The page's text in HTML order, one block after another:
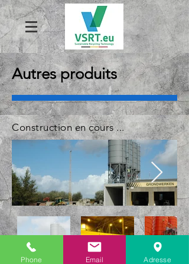
Autres produits
Construction en cours ...
Phone Email Adresse